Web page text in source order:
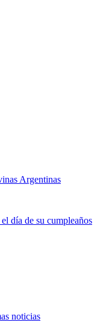
Argentinas
día de su cumpleaños
noticias